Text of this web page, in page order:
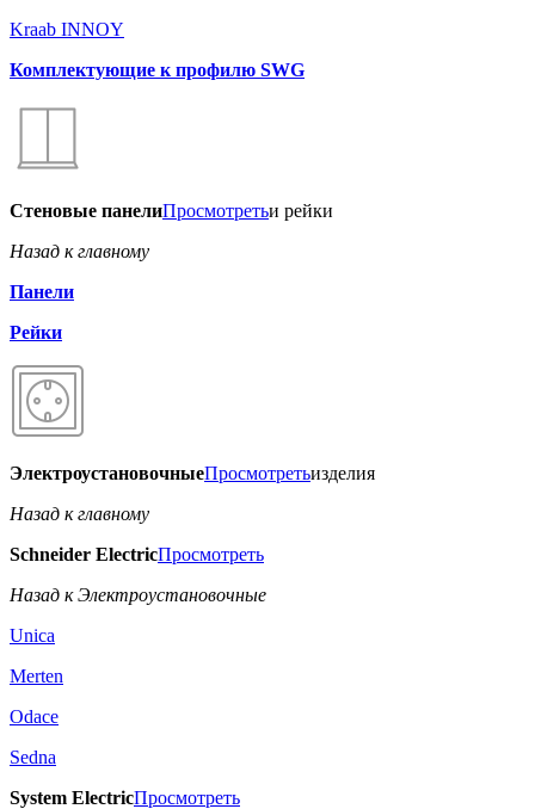
Kraab INNOY
Комплектующие к профилю SWG
Стеновые панелиПросмотретьи рейки
Назад к главному
Панели
Рейки
ЭлектроустановочныеПросмотретьизделия
Назад к главному
Schneider ElectricПросмотреть
Назад к Электроустановочные
Unica
Merten
Odace
Sedna
System ElectricПросмотреть